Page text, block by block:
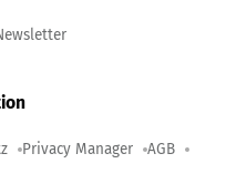
Privacy Manager AGB